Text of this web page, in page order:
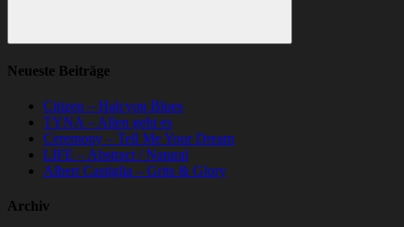
Suchen
Neueste Beiträge
Citizen – Halcyon Blues
TYNA – Allen geht es
Ceremony – Tell Me Your Dream
LIFE – Abstract / Natural
Albert Castiglia – Grits & Glory
Archiv